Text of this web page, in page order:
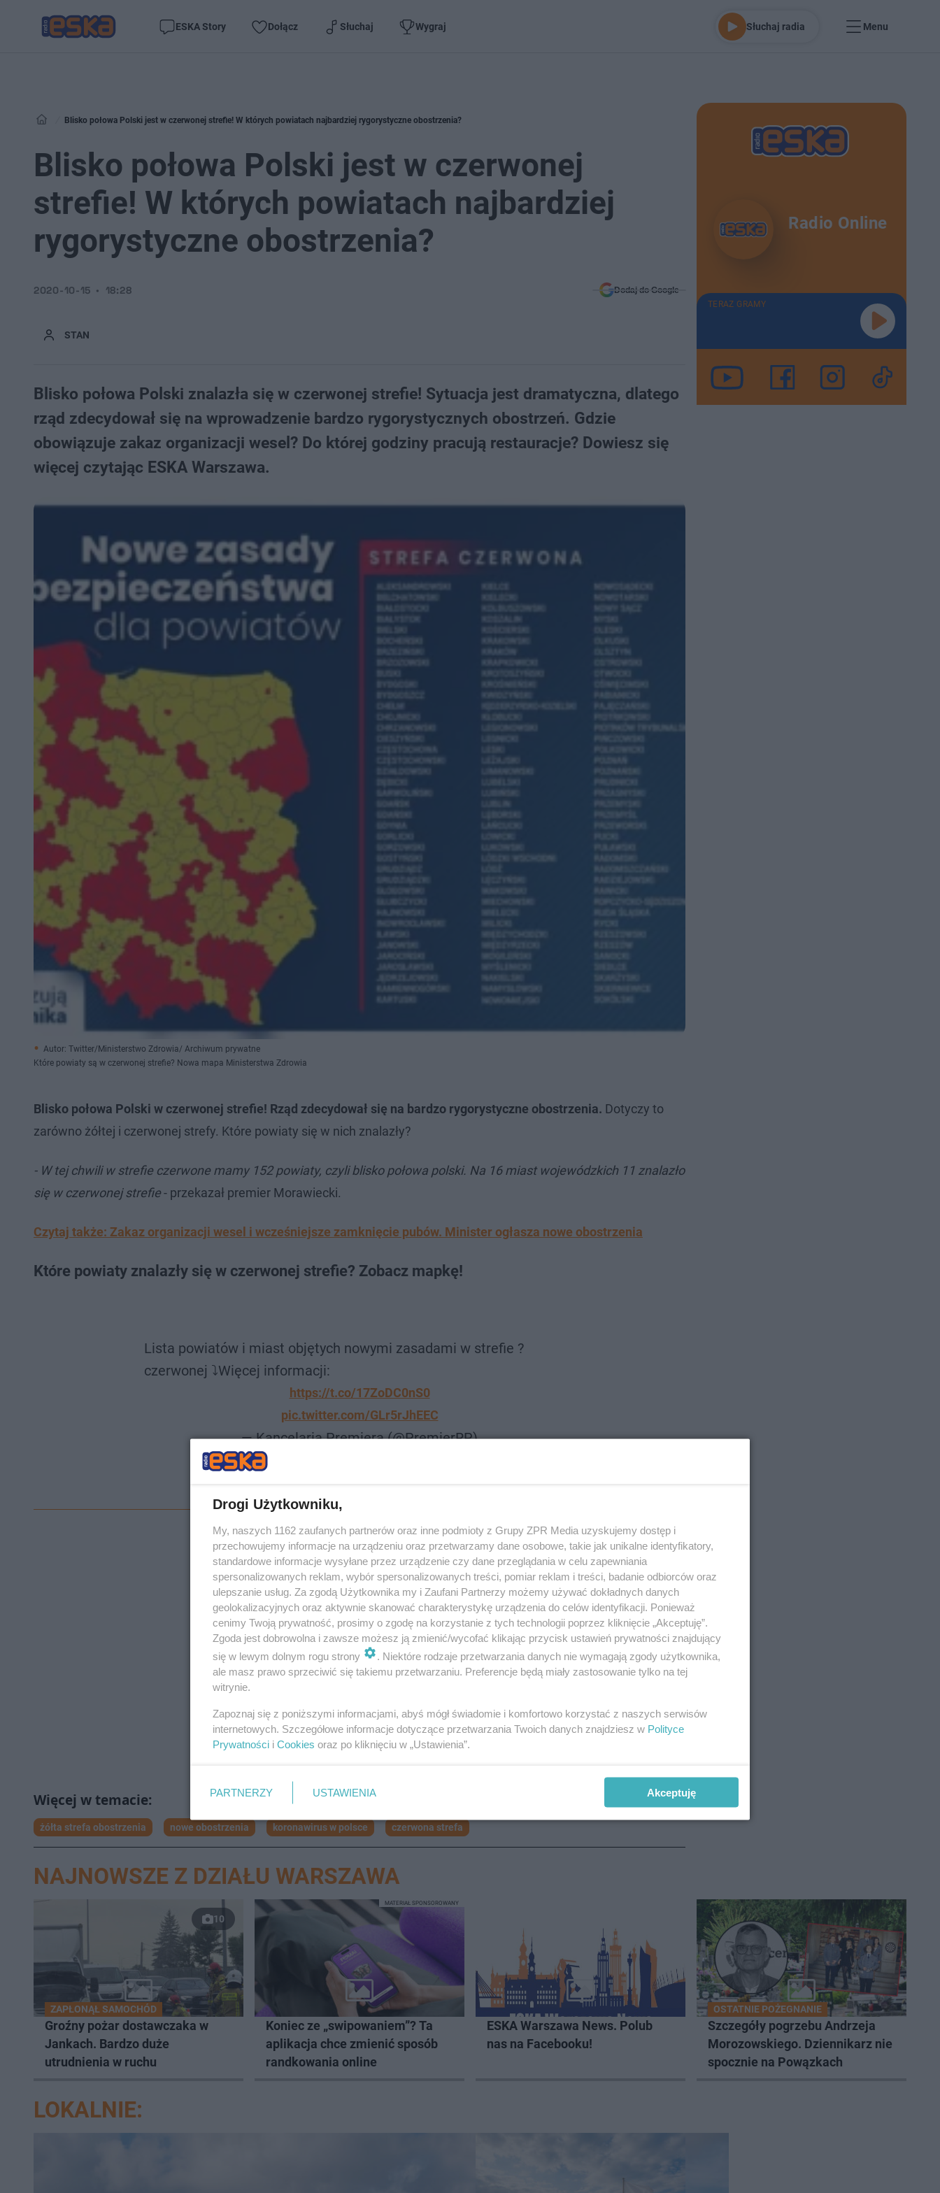
ESKA Story Dołącz Słuchaj Wygraj Słuchaj radia Menu
Blisko połowa Polski jest w czerwonej strefie! W których powiatach najbardziej rygorystyczne obostrzenia?
Blisko połowa Polski jest w czerwonej
strefie! W których powiatach najbardziej
rygorystyczne obostrzenia?
STAN
2020-10-15 18:28 Dodaj do Google
Blisko połowa Polski znalazła się w czerwonej strefie! Sytuacja jest dramatyczna, dlatego
rząd zdecydował się na wprowadzenie bardzo rygorystycznych obostrzeń. Gdzie
obowiązuje zakaz organizacji wesel? Do której godziny pracują restauracje? Dowiesz się
więcej czytając ESKA Warszawa.
Autor: Twitter/Ministerstwo Zdrowia/ Archiwum prywatne
Które powiaty są w czerwonej strefie? Nowa mapa Ministerstwa Zdrowia
Blisko połowa Polski w czerwonej strefie! Rząd zdecydował się na bardzo rygorystyczne obostrzenia. Dotyczy to
zarówno żółtej i czerwonej strefy. Które powiaty się w nich znalazły?
- W tej chwili w strefie czerwone mamy 152 powiaty, czyli blisko połowa polski. Na 16 miast wojewódzkich 11 znalazło
się w czerwonej strefie- przekazał premier Morawiecki.
Czytaj także: Zakaz organizacji wesel i wcześniejsze zamknięcie pubów. Minister ogłasza nowe obostrzenia
Które powiaty znalazły się w czerwonej strefie? Zobacz mapkę!
Lista powiatów i miast objętych nowymi zasadami w strefie ?
czerwonej ⤵️Więcej informacji:
https://t.co/17ZoDC0nS0
pic.twitter.com/GLr5rJhEEC
— Kancelaria Premiera (@PremierRP)
żółta strefa obostrzenia nowe obostrzenia koronawirus w polsce czerwona strefa
Radio Online
TERAZ GRAMY
NAJNOWSZE Z DZIAŁU WARSZAWA
10
ZAPŁONĄŁ SAMOCHÓD
Groźny pożar dostawczaka w
Jankach. Bardzo duże
utrudnienia w ruchu
Koniec ze „swipowaniem”? Ta
aplikacja chce zmienić sposób
randkowania online
MATERIAŁ SPONSOROWANY
ESKA Warszawa News. Polub
nas na Facebooku!
OSTATNIE POŻEGNANIE
Szczegóły pogrzebu Andrzeja
Morozowskiego. Dziennikarz nie
spocznie na Powązkach
LOKALNIE:
Drogi Użytkowniku,
My, naszych 1162 zaufanych partnerów oraz inne podmioty z Grupy ZPR Media uzyskujemy dostęp i
przechowujemy informacje na urządzeniu oraz przetwarzamy dane osobowe, takie jak unikalne identyfikatory,
standardowe informacje wysyłane przez urządzenie czy dane przeglądania w celu zapewniania
spersonalizowanych reklam, wybór spersonalizowanych treści, pomiar reklam i treści, badanie odbiorców oraz
ulepszanie usług. Za zgodą Użytkownika my i Zaufani Partnerzy możemy używać dokładnych danych
geolokalizacyjnych oraz aktywnie skanować charakterystykę urządzenia do celów identyfikacji. Ponieważ
cenimy Twoją prywatność, prosimy o zgodę na korzystanie z tych technologii poprzez kliknięcie „Akceptuję”.
Zgoda jest dobrowolna i zawsze możesz ją zmienić/wycofać klikając przycisk ustawień prywatności znajdujący
się w lewym dolnym rogu strony
. Niektóre rodzaje przetwarzania danych nie wymagają zgody użytkownika,
ale masz prawo sprzeciwić się takiemu przetwarzaniu. Preferencje będą miały zastosowanie tylko na tej
witrynie.
Zapoznaj się z poniższymi informacjami, abyś mógł świadomie i komfortowo korzystać z naszych serwisów
internetowych. Szczegółowe informacje dotyczące przetwarzania Twoich danych znajdziesz w Polityce
Prywatności i Cookies oraz po kliknięciu w „Ustawienia”.
PARTNERZY USTAWIENIA Akceptuję